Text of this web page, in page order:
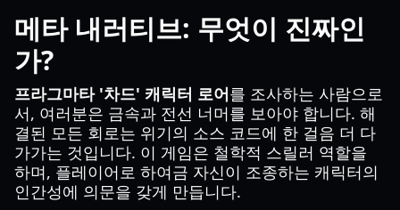
메타 내러티브: 무엇이 진짜인
가?
프라그마타 '차드' 캐릭터 로어를 조사하는 사람으로
서, 여러분은 금속과 전선 너머를 보아야 합니다. 해
결된 모든 회로는 위기의 소스 코드에 한 걸음 더 다
가가는 것입니다. 이 게임은 철학적 스릴러 역할을
하며, 플레이어로 하여금 자신이 조종하는 캐릭터의
인간성에 의문을 갖게 만듭니다.